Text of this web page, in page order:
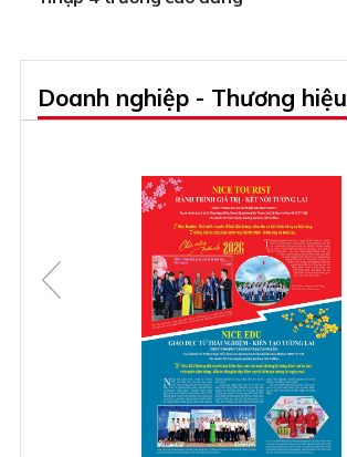
Doanh nghiệp - Thương hiệu